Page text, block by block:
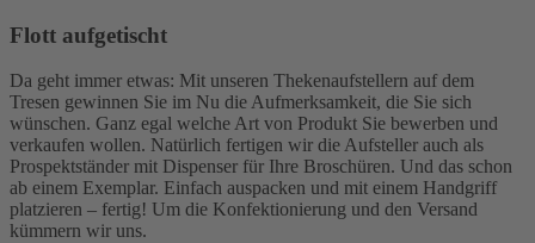
Flott aufgetischt
Da geht immer etwas: Mit unseren Thekenaufstellern auf dem
Tresen gewinnen Sie im Nu die Aufmerksamkeit, die Sie sich
wünschen. Ganz egal welche Art von Produkt Sie bewerben und
verkaufen wollen. Natürlich fertigen wir die Aufsteller auch als
Prospektständer mit Dispenser für Ihre Broschüren. Und das schon
ab einem Exemplar. Einfach auspacken und mit einem Handgriff
platzieren – fertig! Um die Konfektionierung und den Versand
kümmern wir uns.